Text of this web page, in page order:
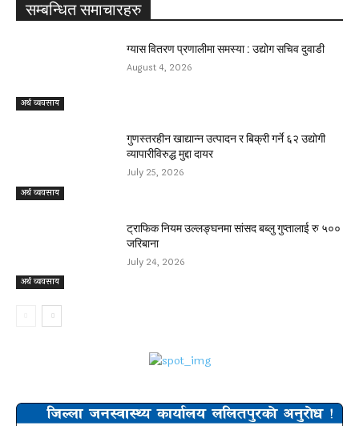
सम्बन्धित समाचारहरु
अर्थ व्यवसाय
ग्यास वितरण प्रणालीमा समस्या : उद्योग सचिव दुवाडी
August 4, 2026
अर्थ व्यवसाय
गुणस्तरहीन खाद्यान्न उत्पादन र बिक्री गर्ने ६२ उद्योगी
व्यापारीविरुद्ध मुद्दा दायर
July 25, 2026
अर्थ व्यवसाय
ट्राफिक नियम उल्लङ्घनमा सांसद बब्लु गुप्तालाई रु ५००
जरिबाना
July 24, 2026